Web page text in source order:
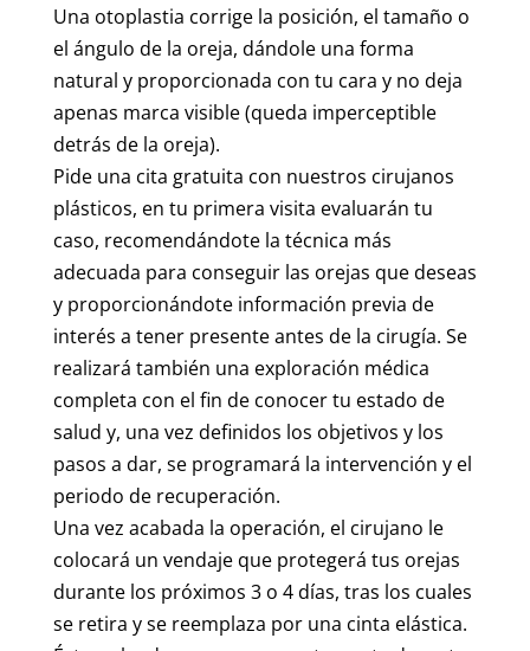
Una otoplastia corrige la posición, el tamaño o
el ángulo de la oreja, dándole una forma
natural y proporcionada con tu cara y no deja
apenas marca visible (queda imperceptible
detrás de la oreja).
Pide una cita gratuita con nuestros cirujanos
plásticos, en tu primera visita evaluarán tu
caso, recomendándote la técnica más
adecuada para conseguir las orejas que deseas
y proporcionándote información previa de
interés a tener presente antes de la cirugía. Se
realizará también una exploración médica
completa con el fin de conocer tu estado de
salud y, una vez definidos los objetivos y los
pasos a dar, se programará la intervención y el
periodo de recuperación.
Una vez acabada la operación, el cirujano le
colocará un vendaje que protegerá tus orejas
durante los próximos 3 o 4 días, tras los cuales
se retira y se reemplaza por una cinta elástica.